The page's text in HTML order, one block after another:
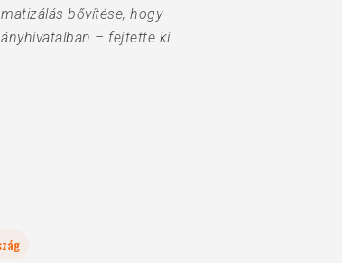
bővítése, hogy
– fejtette ki